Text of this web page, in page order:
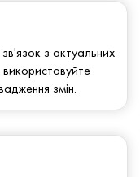
з актуальних
змін.